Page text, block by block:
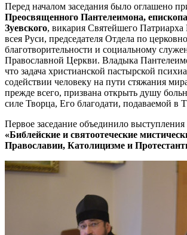
Перед началом заседания было оглашено
Преосвященного Пантелеимона,
Зуевского, викария Святейшего Патриарха
всея Руси, председателя Отдела по
благотворительности и социальному
Православной Церкви. Владыка
что задача христианской пастырской
содействии человеку на пути стяжания
прежде всего, призвана открыть душу
силе Творца, Его благодати, подаваемой в
Первое заседание объединило выступления
«Библейские и святоотеческие
Православии, Католицизме и